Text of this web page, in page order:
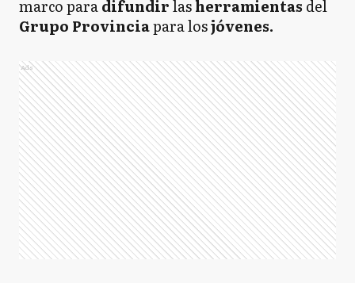
marco paradifundirlasherramientas del
Grupo Provinciapara losjóvenes.
Ads